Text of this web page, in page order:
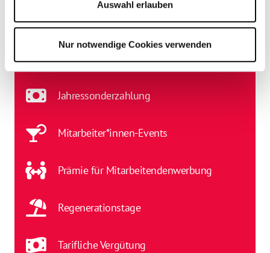
Auswahl erlauben
Nur notwendige Cookies verwenden
Finanzierte Fort- und Weiterbildung
Gesundheitsmaßnahmen
Jahressonderzahlung
Mitarbeiter*innen-Events
Prämie für Mitarbeitendenwerbung
Regenerationstage
Tarifliche Vergütung